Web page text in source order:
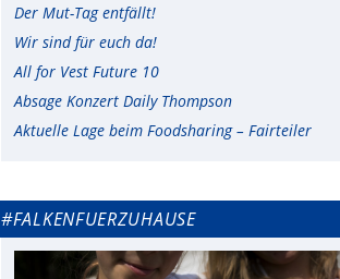
Der Mut-Tag entfällt!
Wir sind für euch da!
All for Vest Future 10
Absage Konzert Daily Thompson
Aktuelle Lage beim Foodsharing – Fairteiler
#FALKENFUERZUHAUSE